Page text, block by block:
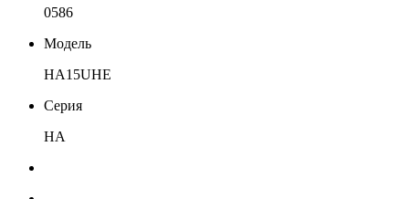
0586
Модель
HA15UHE
Серия
HA